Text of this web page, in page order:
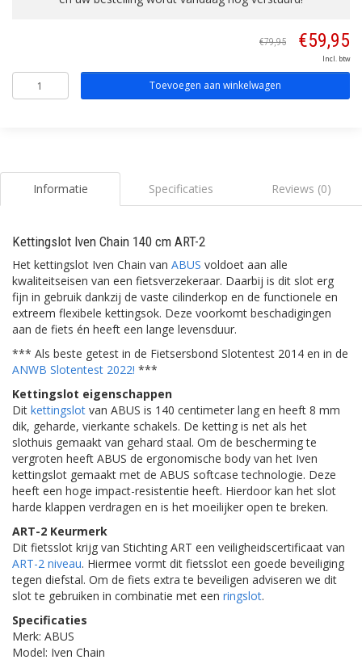
€79,95 €59,95
Incl. btw
Toevoegen aan winkelwagen
Informatie Specificaties Reviews (0)
Kettingslot Iven Chain 140 cm ART-2
Het kettingslot Iven Chain van ABUS voldoet aan alle
kwaliteitseisen van een fietsverzekeraar. Daarbij is dit slot erg
fijn in gebruik dankzij de vaste cilinderkop en de functionele en
extreem flexibele kettingsok. Deze voorkomt beschadigingen
aan de fiets én heeft een lange levensduur.
*** Als beste getest in de Fietsersbond Slotentest 2014 en in de
ANWB Slotentest 2022! ***
Kettingslot eigenschappen
Dit kettingslot van ABUS is 140 centimeter lang en heeft 8 mm
dik, geharde, vierkante schakels. De ketting is net als het
slothuis gemaakt van gehard staal. Om de bescherming te
vergroten heeft ABUS de ergonomische body van het Iven
kettingslot gemaakt met de ABUS softcase technologie. Deze
heeft een hoge impact-resistentie heeft. Hierdoor kan het slot
harde klappen verdragen en is het moeilijker open te breken.
ART-2 Keurmerk
Dit fietsslot krijg van Stichting ART een veiligheidscertificaat van
ART-2 niveau. Hiermee vormt dit fietsslot een goede beveiliging
tegen diefstal. Om de fiets extra te beveiligen adviseren we dit
slot te gebruiken in combinatie met een ringslot.
Specificaties
Merk: ABUS
Model: Iven Chain